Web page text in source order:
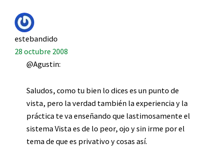
estebandido
28 octubre 2008
@Agustin:
Saludos, como tu bien lo dices es un punto de
vista, pero la verdad también la experiencia y la
práctica te va enseñando que lastimosamente el
sistema Vista es de lo peor, ojo y sin irme por el
tema de que es privativo y cosas así.